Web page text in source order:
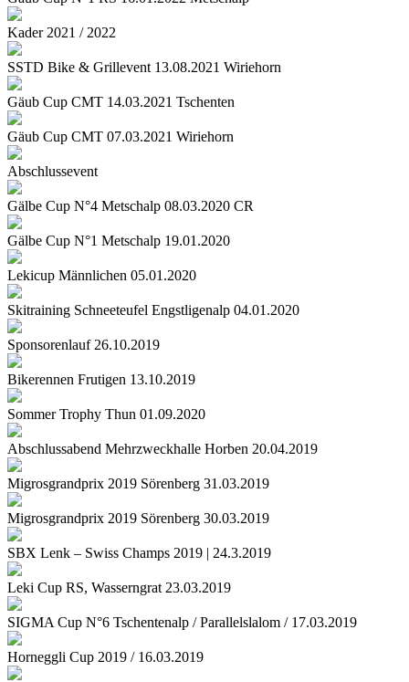
Kader 2021 / 2022
SSTD Bike & Grillevent 13.08.2021 Wiriehorn
Gäub Cup CMT 14.03.2021 Tschenten
Gäub Cup CMT 07.03.2021 Wiriehorn
Abschlussevent
Gälbe Cup N°4 Metschalp 08.03.2020 CR
Gälbe Cup N°1 Metschalp 19.01.2020
Lekicup Männlichen 05.01.2020
Skitraining Schneeteufel Engstligenalp 04.01.2020
Sponsorenlauf 26.10.2019
Bikerennen Frutigen 13.10.2019
Sommer Trophy Thun 01.09.2020
Abschlussabend Mehrzweckhalle Horben 20.04.2019
Migrosgrandprix 2019 Sörenberg 31.03.2019
Migrosgrandprix 2019 Sörenberg 30.03.2019
SBX Lenk – Swiss Champs 2019 | 24.3.2019
Leki Cup RS, Wasserngrat 23.03.2019
SIGMA Cup N°6 Tschentenalp / Parallelslalom / 17.03.2019
Horneggli Cup 2019 / 16.03.2019